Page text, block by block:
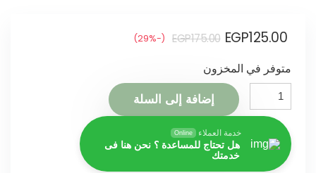
EGP175.00 EGP125.00
(-29%)
متوفر في المخزون
إضافة إلى السلة
خدمة العملاء Online
هل تحتاج للمساعدة ؟ نحن هنا فى
خدمتك